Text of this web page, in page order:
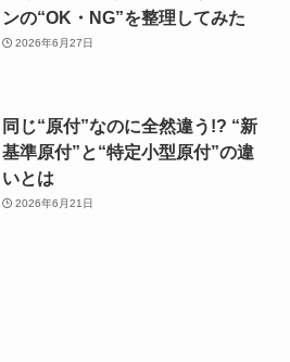
ンの“OK・NG”を整理してみた
2026年6月27日
同じ“原付”なのに全然違う!? “新
基準原付”と“特定小型原付”の違
いとは
2026年6月21日